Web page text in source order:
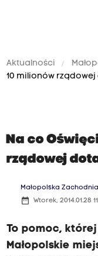
Aktualności
10 milionów
Na co
rządowej
Małopolska Zachodnia
date_range Wtorek, 2014.01.28
To pomoc,
Małopolskie